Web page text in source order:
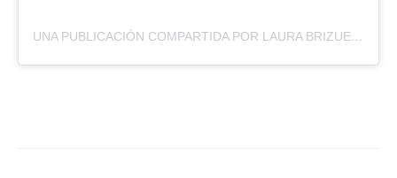
UNA PUBLICACIÓN COMPARTIDA POR LAURA BRIZUELA